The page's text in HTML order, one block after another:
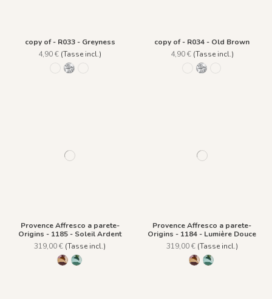
copy of - R033 - Greyness
4,90 € (Tasse incl.)
R035 - Fern Green
R033 - Greyness
copy of - R034 - Old Brown
4,90 €(Tasse incl.)
R035 - Fern Green
R033 - Greyness
Provence Affresco a parete-
Origins - 1185 - Soleil Ardent
319,00 € (Tasse incl.)
1185 - Soleil Ardent
1184 - Lumière Douce
Provence Affresco a parete-
Origins - 1184 - Lumière Douce
319,00 €(Tasse incl.)
1185 - Soleil Ardent
1184 - Lumière